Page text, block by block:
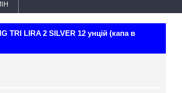
TRI LIRA 2 SILVER 12 унцій (капа в